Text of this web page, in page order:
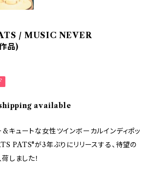
/ MUSIC NEVER
品)
available
キュートな女性ツインボーカルインディポッ
PATS"が3年ぶりにリリースする、待望の
しました！